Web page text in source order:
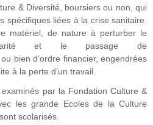
& Diversité, boursiers ou non, qui
spécifiques liées à la crise sanitaire.
matériel, de nature à perturber le
et le passage de
bien d’ordre financier, engendrées
à la perte d’un travail.
par la Fondation Culture &
les grande Ecoles de la Culture
scolarisés.